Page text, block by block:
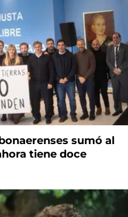
sumó al
tiene doce